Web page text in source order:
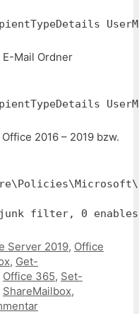
Mail Ordner
2016 – 2019 bzw.
Server 2019, Office
, Get-
Office 365, Set-
ShareMailbox,